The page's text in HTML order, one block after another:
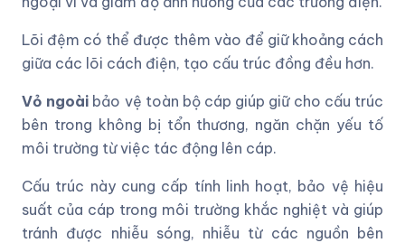
Lõi đệm có thể được thêm vào để giữ khoảng cách
giữa các lõi cách điện, tạo cấu trúc đồng đều hơn.
Vỏ ngoài bảo vệ toàn bộ cáp giúp giữ cho cấu trúc
bên trong không bị tổn thương, ngăn chặn yếu tố
môi trường từ việc tác động lên cáp.
Cấu trúc này cung cấp tính linh hoạt, bảo vệ hiệu
suất của cáp trong môi trường khắc nghiệt và giúp
tránh được nhiễu sóng, nhiễu từ các nguồn bên